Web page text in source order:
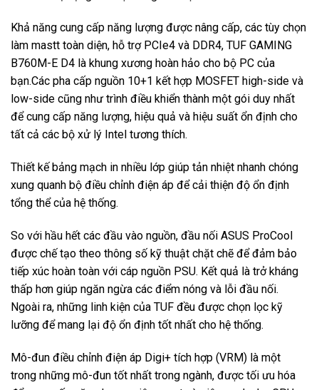
Khả năng cung cấp năng lượng được nâng cấp, các tùy chọn
làm mastt toàn diện, hỗ trợ PCIe4 và DDR4, TUF GAMING
B760M-E D4 là khung xương hoàn hảo cho bộ PC của
bạn.Các pha cấp nguồn 10+1 kết hợp MOSFET high-side và
low-side cũng như trình điều khiển thành một gói duy nhất
để cung cấp năng lượng, hiệu quả và hiệu suất ổn định cho
tất cả các bộ xử lý Intel tương thích.
Thiết kế bảng mạch in nhiều lớp giúp tản nhiệt nhanh chóng
xung quanh bộ điều chỉnh điện áp để cải thiện độ ổn định
tổng thể của hệ thống.
So với hầu hết các đầu vào nguồn, đầu nối ASUS ProCool
được chế tạo theo thông số kỹ thuật chặt chẽ để đảm bảo
tiếp xúc hoàn toàn với cáp nguồn PSU. Kết quả là trở kháng
thấp hơn giúp ngăn ngừa các điểm nóng và lỗi đầu nối.
Ngoài ra, những linh kiện của TUF đều được chọn lọc kỹ
lưỡng để mang lại độ ổn định tốt nhất cho hệ thống.
Mô-đun điều chỉnh điện áp Digi+ tích hợp (VRM) là một
trong những mô-đun tốt nhất trong ngành, được tối ưu hóa